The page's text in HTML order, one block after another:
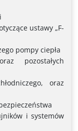
ustawy „F-
pompy ciepła
pozostałych
oraz
i systemów